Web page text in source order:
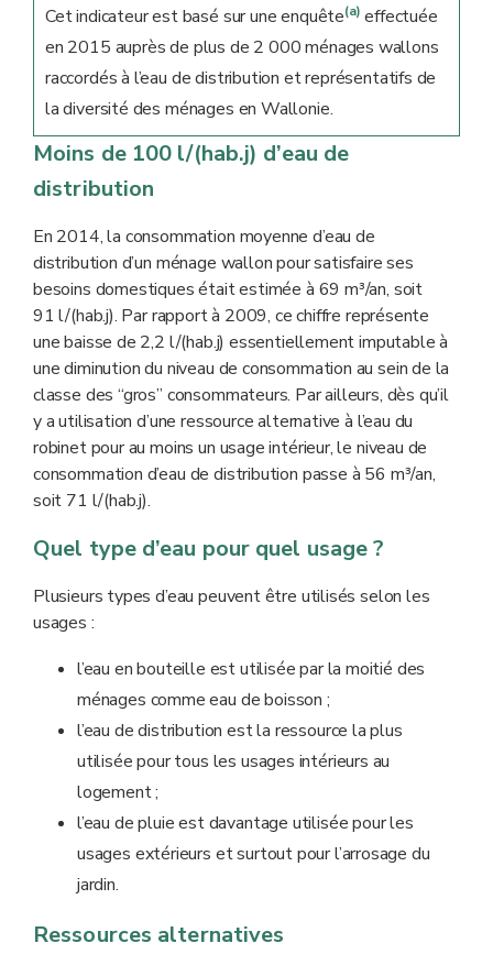
Cet indicateur est basé sur une enquête(a) effectuée
en 2015 auprès de plus de 2 000 ménages wallons
raccordés à l’eau de distribution et représentatifs de
la diversité des ménages en Wallonie.
Moins de 100 l/(hab.j) d’eau de
distribution
En 2014, la consommation moyenne d’eau de
distribution d’un ménage wallon pour satisfaire ses
besoins domestiques était estimée à 69 m³/an, soit
91 l/(hab.j). Par rapport à 2009, ce chiffre représente
une baisse de 2,2 l/(hab.j) essentiellement imputable à
une diminution du niveau de consommation au sein de la
classe des “gros” consommateurs. Par ailleurs, dès qu’il
y a utilisation d’une ressource alternative à l’eau du
robinet pour au moins un usage intérieur, le niveau de
consommation d’eau de distribution passe à 56 m³/an,
soit 71 l/(hab.j).
Quel type d’eau pour quel usage ?
Plusieurs types d’eau peuvent être utilisés selon les
usages :
l’eau en bouteille est utilisée par la moitié des
ménages comme eau de boisson ;
l’eau de distribution est la ressource la plus
utilisée pour tous les usages intérieurs au
logement ;
l’eau de pluie est davantage utilisée pour les
usages extérieurs et surtout pour l’arrosage du
jardin.
Ressources alternatives